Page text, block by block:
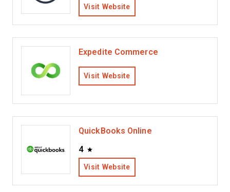
Visit Website
Expedite Commerce
Visit Website
QuickBooks Online
4
Visit Website